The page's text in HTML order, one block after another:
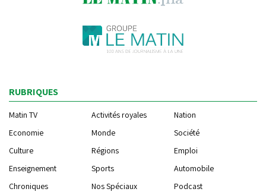
RUBRIQUES
Matin TV Activités royales
Nation
Economie
Monde
Société
Culture
Régions
Emploi
Enseignement
Sports
Automobile
Chroniques
Nos Spéciaux Podcast